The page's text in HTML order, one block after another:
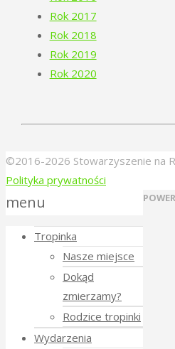
Rok 2017
Rok 2018
Rok 2019
Rok 2020
©2016-2026 Stowarzyszenie na
Polityka prywatności
Back
Top
menu
Tropinka
Nasze miejsce
Dokąd
zmierzamy?
Rodzice tropinki
Wydarzenia